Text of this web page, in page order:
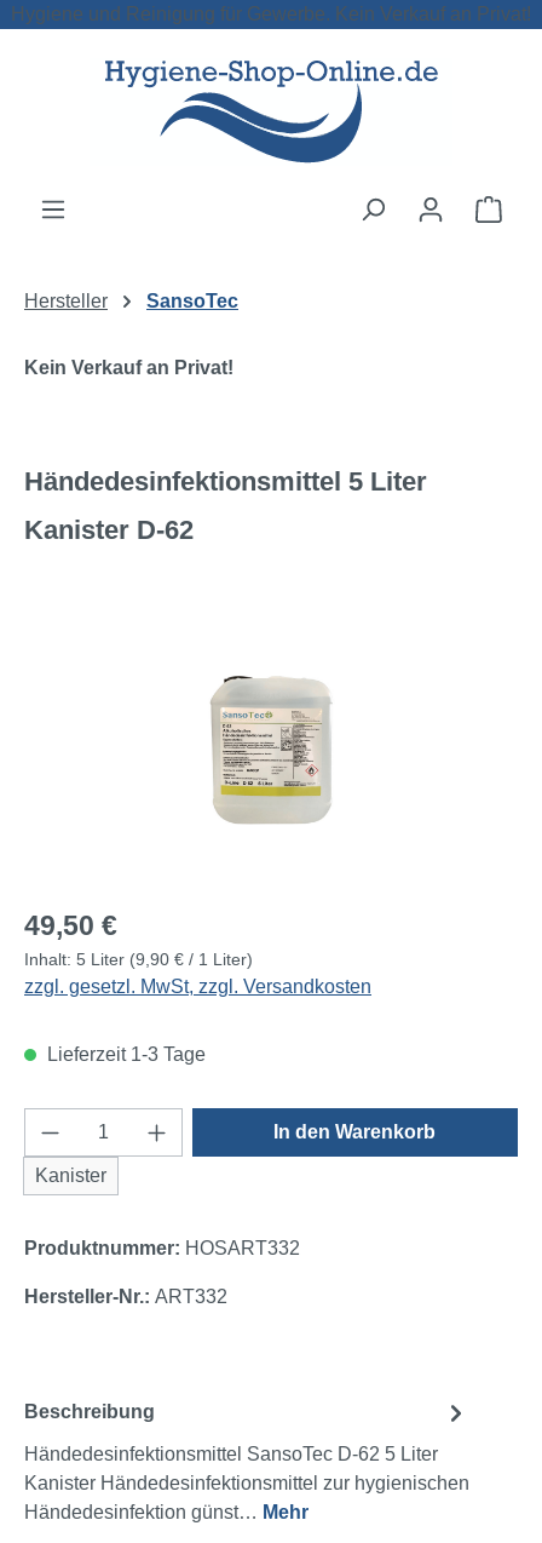
Zum Hauptinhalt springen
Hygiene und Reinigung für Gewerbe. Kein Verkauf an Privat!
Hersteller SansoTec
Kein Verkauf an Privat!
Händedesinfektionsmittel 5 Liter
Kanister D-62
Regulärer Preis:
49,50 €
Inhalt: 5 Liter (9,90 € / 1 Liter)
zzgl. gesetzl. MwSt, zzgl. Versandkosten
Lieferzeit 1-3 Tage
Produkt Anzahl: Gib den gewünschten
Kanister
In den Warenkorb
Produktnummer: HOSART332
Hersteller-Nr.: ART332
Beschreibung
Händedesinfektionsmittel SansoTec D-62 5 Liter
Kanister Händedesinfektionsmittel zur hygienischen
Händedesinfektion günst… Mehr